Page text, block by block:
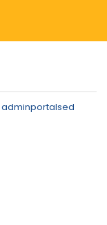
adminportalsed